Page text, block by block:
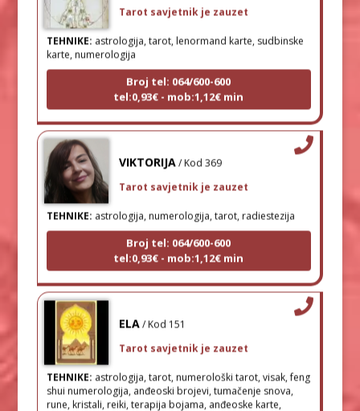
TEHNIKE:astrologija, tarot, lenormand karte, sudbinske
karte, numerologija
Broj tel: 064/600-600
tel:0,93€ - mob:1,12€ min
Tarot savjetnik je zauzet
TEHNIKE:astrologija, numerologija, tarot, radiestezija
Broj tel: 064/600-600
tel:0,93€ - mob:1,12€ min
TEHNIKE:astrologija, tarot, numerološki tarot, visak, feng
shui numerologija, anđeoski brojevi, tumačenje snova,
rune, kristali, reiki, terapija bojama, anđeoske karte,
iscjeljivanje anđeoskim energijama